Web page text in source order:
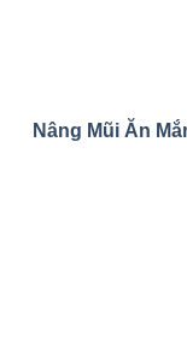
Nâng Mũi Ăn